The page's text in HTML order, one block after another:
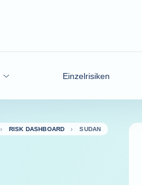
Einzelrisiken
RISK DASHBOARD SUDAN